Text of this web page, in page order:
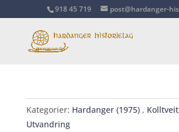
918 45 719 post@hardanger-
Kategorier: Hardanger (1975) ,
Utvandring